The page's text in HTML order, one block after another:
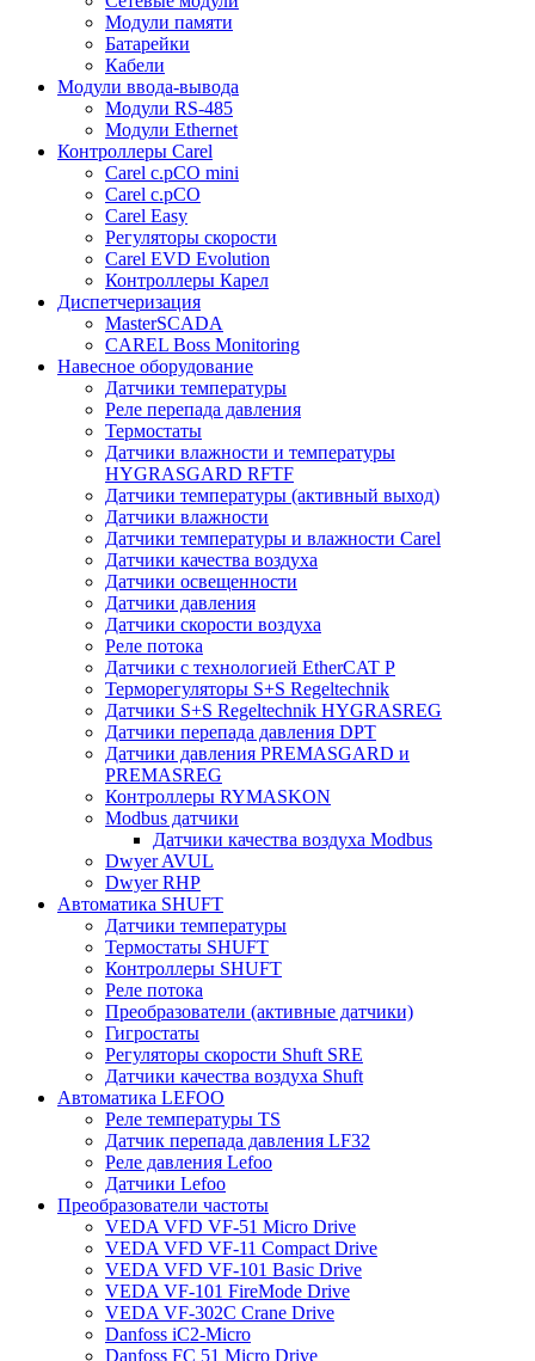
Модули памяти
Батарейки
Кабели
Модули ввода-вывода
Модули RS-485
Модули Ethernet
Контроллеры Carel
Carel c.pCO mini
Carel c.pCO
Carel Easy
Регуляторы скорости
Carel EVD Evolution
Контроллеры Карел
Диспетчеризация
MasterSCADA
CAREL Boss Monitoring
Навесное оборудование
Датчики температуры
Реле перепада давления
Термостаты
Датчики влажности и температуры
HYGRASGARD RFTF
Датчики температуры (активный выход)
Датчики влажности
Датчики температуры и влажности Carel
Датчики качества воздуха
Датчики освещенности
Датчики давления
Датчики скорости воздуха
Реле потока
Датчики с технологией EtherCAT P
Терморегуляторы S+S Regeltechnik
Датчики S+S Regeltechnik HYGRASREG
Датчики перепада давления DPT
Датчики давления PREMASGARD и
PREMASREG
Контроллеры RYMASKON
Modbus датчики
Датчики качества воздуха Modbus
Dwyer AVUL
Dwyer RHP
Автоматика SHUFT
Датчики температуры
Термостаты SHUFT
Контроллеры SHUFT
Реле потока
Преобразователи (активные датчики)
Гигростаты
Регуляторы скорости Shuft SRE
Датчики качества воздуха Shuft
Автоматика LEFOO
Реле температуры TS
Датчик перепада давления LF32
Реле давления Lefoo
Датчики Lefoo
Преобразователи частоты
VEDA VFD VF-51 Micro Drive
VEDA VFD VF-11 Compact Drive
VEDA VFD VF-101 Basic Drive
VEDA VF-101 FireMode Drive
VEDA VF-302C Crane Drive
Danfoss iC2-Micro
Danfoss FC 51 Micro Drive